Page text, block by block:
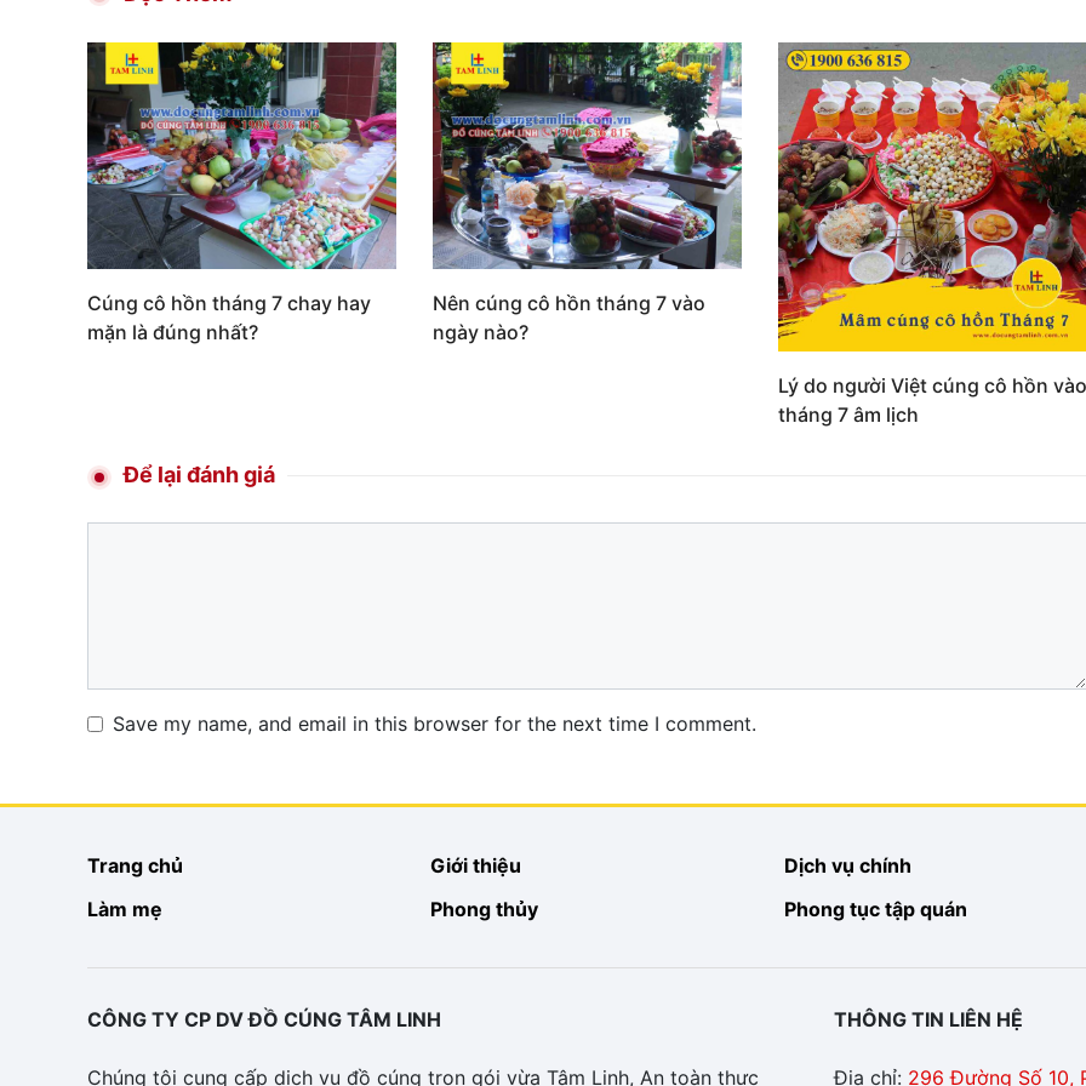
Cúng cô hồn tháng 7 chay hay
mặn là đúng nhất?
Nên cúng cô hồn tháng 7 vào
ngày nào?
Lý do người Việt cúng cô hồn vào
tháng 7 âm lịch
Để lại đánh giá
Name
Email
Website
Save my name, and email in this browser for the next time I comment.
Trang chủ Giới thiệu
Dịch vụ chính
Làm mẹ
Phong thủy Phong tục tập quán
CÔNG TY CP DV ĐỒ CÚNG TÂM LINH
Chúng tôi cung cấp dịch vụ đồ cúng trọn gói vừa Tâm Linh, An toàn thực
THÔNG TIN LIÊN HỆ
Địa chỉ: 296 Đường Số 10,